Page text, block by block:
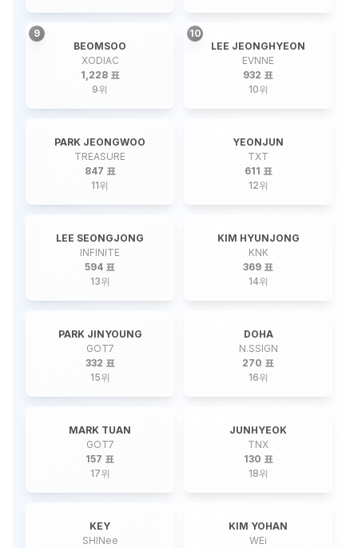
9
BEOMSOO
XODIAC
1,228 표
9위
10
LEE JEONGHYEON
EVNNE
932 표
10위
PARK JEONGWOO
TREASURE
847 표
11위
YEONJUN
TXT
611 표
12위
LEE SEONGJONG
INFINITE
594 표
13위
KIM HYUNJONG
KNK
369 표
14위
PARK JINYOUNG
GOT7
332 표
15위
DOHA
N.SSIGN
270 표
16위
MARK TUAN
GOT7
157 표
17위
JUNHYEOK
TNX
130 표
18위
KEY
SHINee
KIM YOHAN
WEi